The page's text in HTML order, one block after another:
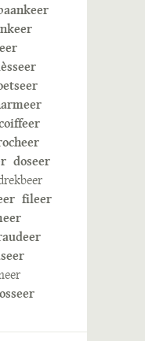
doseer
fileer